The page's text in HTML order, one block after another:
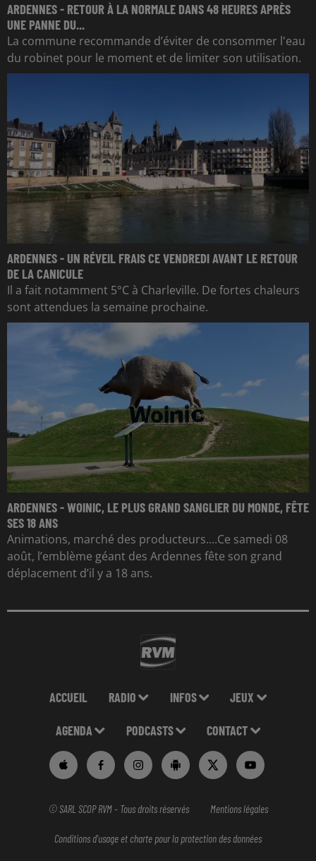
ARDENNES - RETOUR À LA NORMALE DANS 48 HEURES APRÈS
UNE PANNE DU...
La commune recommande d’éviter de consommer l'eau
du robinet pour le moment et de limiter son utilisation.
ARDENNES - UN RÉVEIL FRAIS CE VENDREDI AVANT LE RETOUR
DE LA CANICULE
Il a fait notamment 5°C à Charleville. De fortes chaleurs
sont attendues la semaine prochaine.
ARDENNES - WOINIC, LE PLUS GRAND SANGLIER DU MONDE, FÊTE
SES 18 ANS
Animations, marché des producteurs....Ce samedi 08
août, l’emblème géant des Ardennes fête son grand
déplacement d’il y a 18 ans.
ACCUEIL RADIO INFOS JEUX
AGENDA PODCASTS CONTACT
© SARL SCOP RVM - Tous droits réservés Mentions légales
Conditions d'usage et charte pour la protection des données